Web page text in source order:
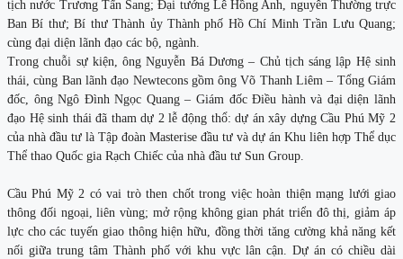
tịch nước Trương Tấn Sang; Đại tướng Lê Hồng Anh, nguyên Thường trực
Ban Bí thư; Bí thư Thành ủy Thành phố Hồ Chí Minh Trần Lưu Quang;
cùng đại diện lãnh đạo các bộ, ngành.
Trong chuỗi sự kiện, ông Nguyễn Bá Dương – Chủ tịch sáng lập Hệ sinh
thái, cùng Ban lãnh đạo Newtecons gồm ông Võ Thanh Liêm – Tổng Giám
đốc, ông Ngô Đình Ngọc Quang – Giám đốc Điều hành và đại diện lãnh
đạo Hệ sinh thái đã tham dự 2 lễ động thổ: dự án xây dựng Cầu Phú Mỹ 2
của nhà đầu tư là Tập đoàn Masterise đầu tư và dự án Khu liên hợp Thể dục
Thể thao Quốc gia Rạch Chiếc của nhà đầu tư Sun Group.
Cầu Phú Mỹ 2 có vai trò then chốt trong việc hoàn thiện mạng lưới giao
thông đối ngoại, liên vùng; mở rộng không gian phát triển đô thị, giảm áp
lực cho các tuyến giao thông hiện hữu, đồng thời tăng cường khả năng kết
nối giữa trung tâm Thành phố với khu vực lân cận. Dự án có chiều dài